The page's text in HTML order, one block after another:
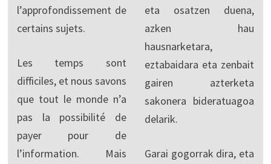
l’approfondissement de
certains sujets.
Les temps sont
difficiles, et nous savons
que tout le monde n’a
pas la possibilité de
payer pour de
l’information. Mais
eta osatzen duena,
azken hau
hausnarketara,
eztabaidara eta zenbait
gairen azterketa
sakonera bideratuagoa
delarik.
Garai gogorrak dira, eta